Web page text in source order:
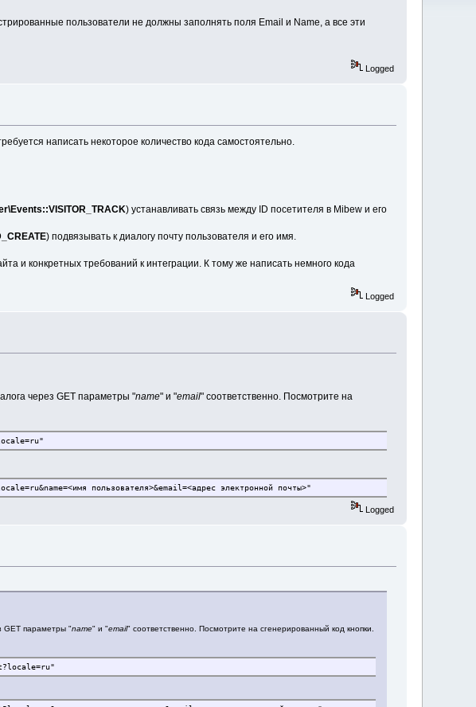
пользователи не должны заполнять поля Email и Name, а все эти
Logged
написать некоторое количество кода самостоятельно.
) устанавливать связь между ID посетителя в Mibew и его
) подвязывать к диалогу почту пользователя и его имя.
и конкретных требований к интеграции. К тому же написать немного кода
Logged
через GET параметры "name" и "email" соответственно. Посмотрите на
пользователя>&email=<адрес электронной почты>"
Logged
GET параметры "name" и "email" соответственно. Посмотрите на сгенерированный код кнопки.